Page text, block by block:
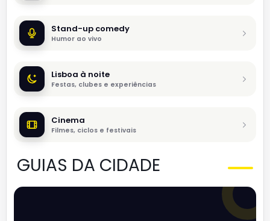
Stand-up comedy
Humor ao vivo
Lisboa à noite
Festas, clubes e experiências
Cinema
Filmes, ciclos e festivais
GUIAS DA CIDADE